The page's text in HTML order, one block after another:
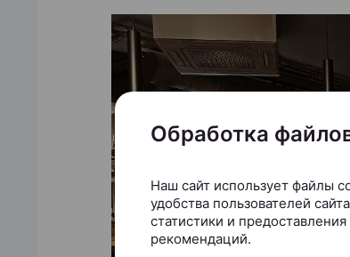
Обработка
Наш сайт использует файлы
удобства пользователей
статистики и
рекомендаций.